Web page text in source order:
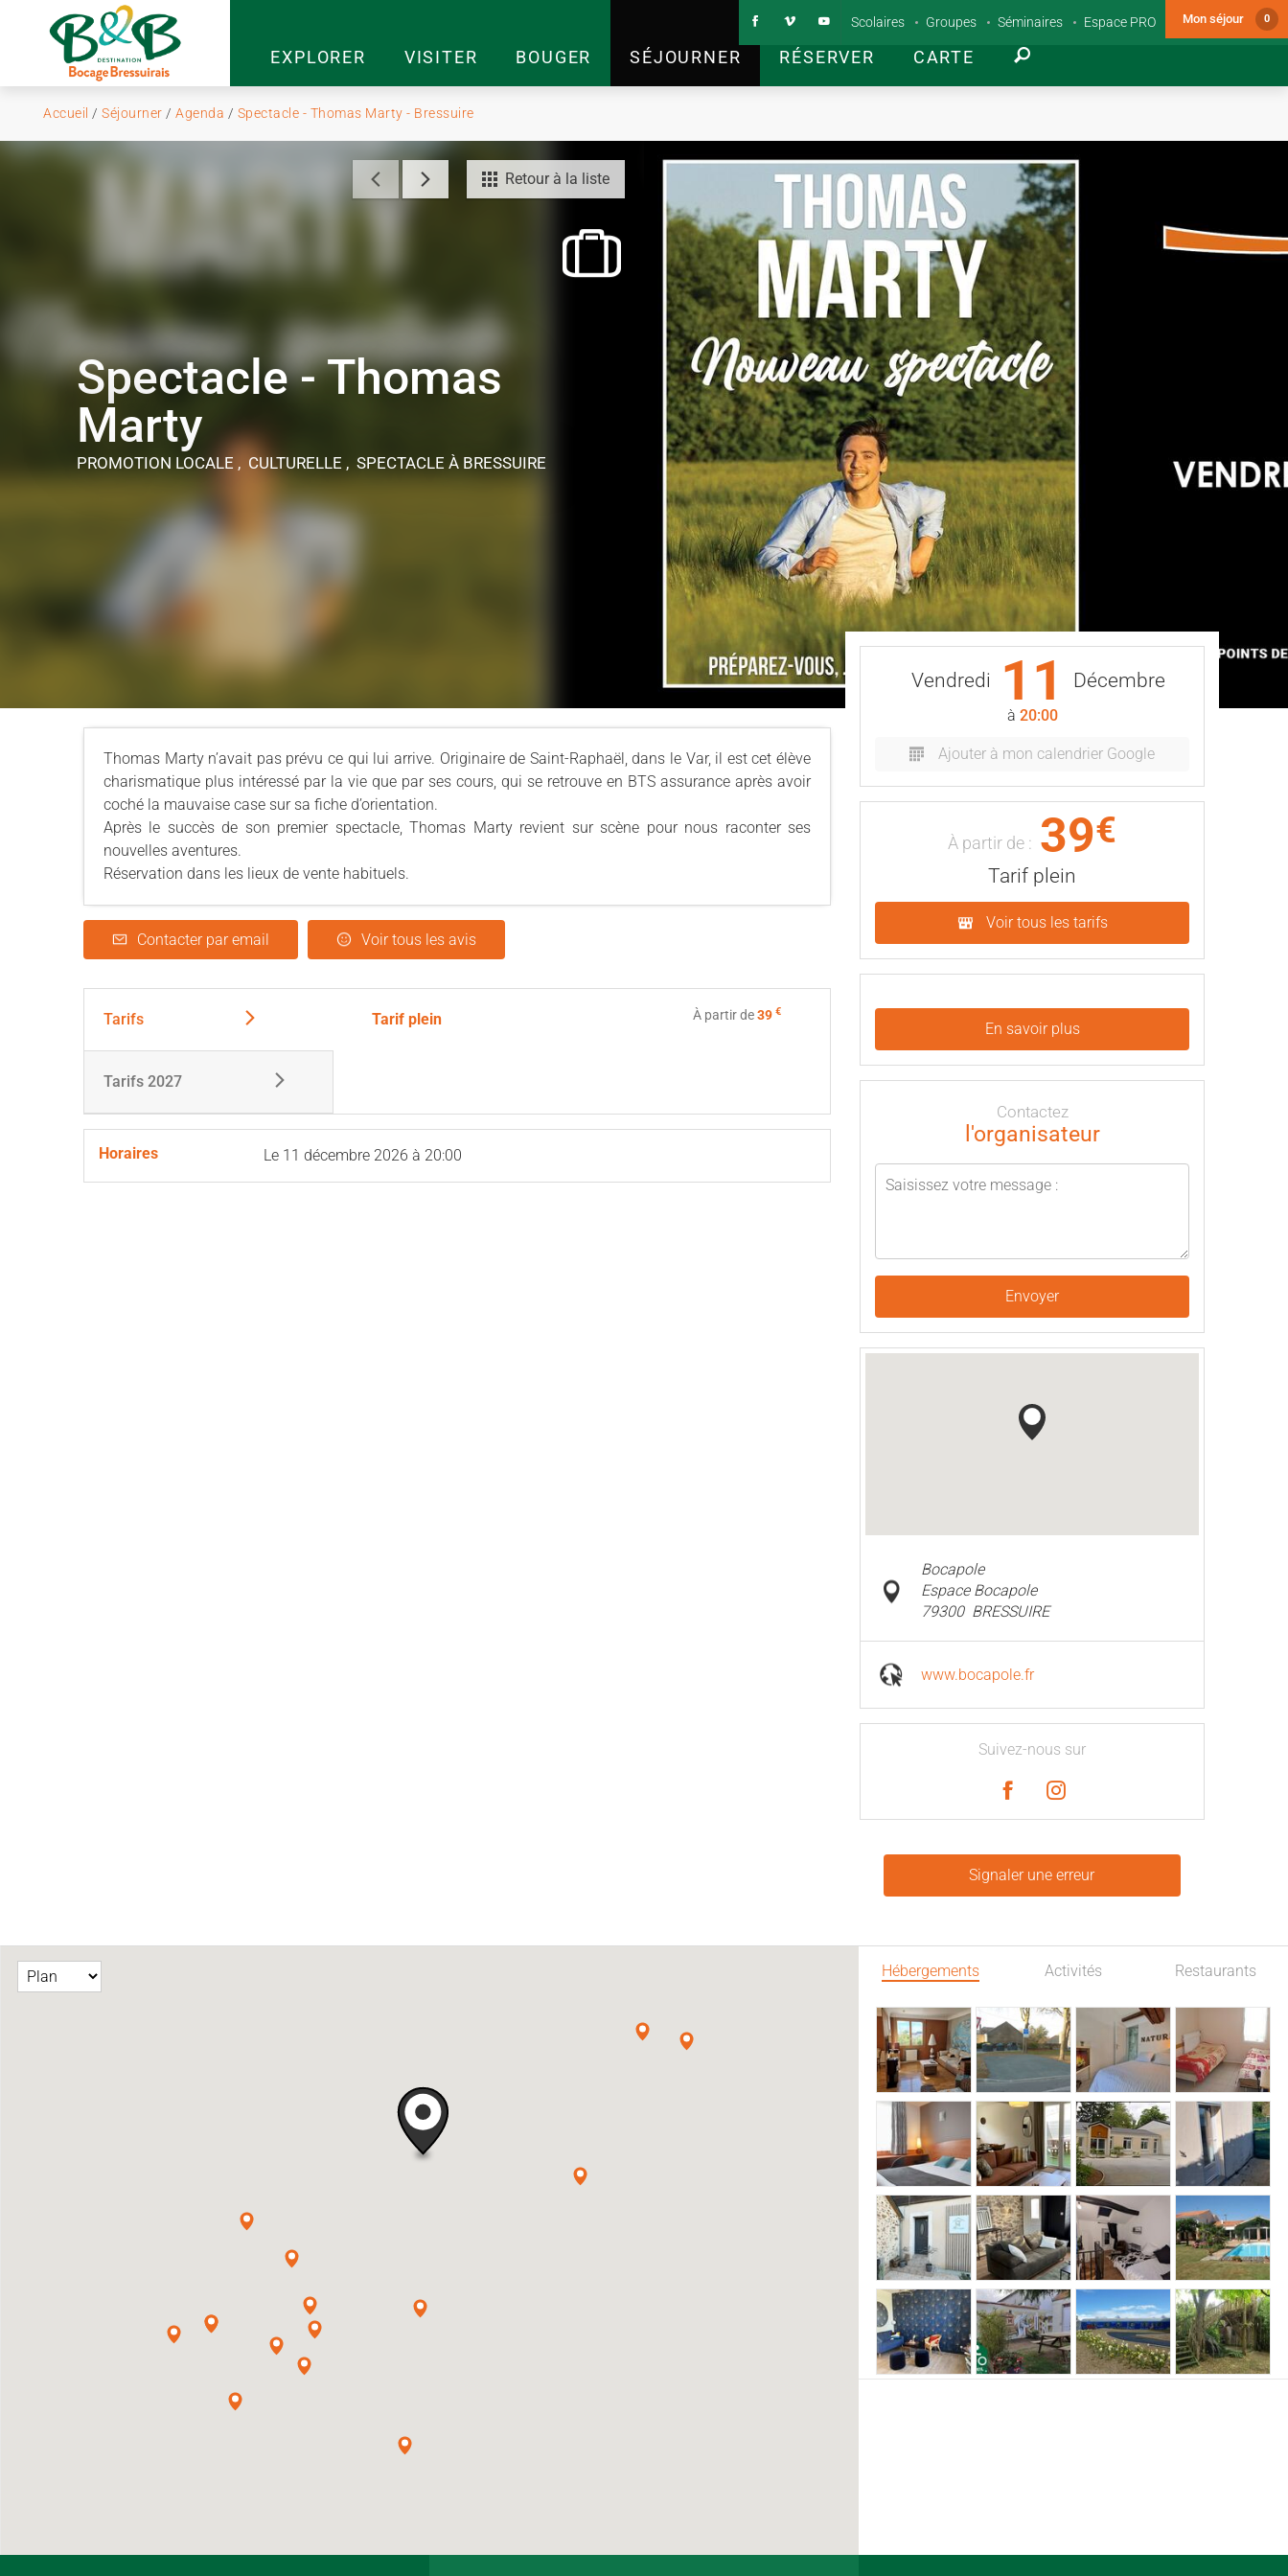
EXPLORER VISITER BOUGER SÉJOURNER RÉSERVER CARTE
Scolaires Groupes Séminaires Espace PRO Mon séjour 0
Accueil / Séjourner / Agenda / Spectacle - Thomas Marty - Bressuire
Retour à la liste
Spectacle - Thomas
Marty
PROMOTION LOCALE , CULTURELLE , SPECTACLE À BRESSUIRE
Thomas Marty n’avait pas prévu ce qui lui arrive. Originaire de Saint-Raphaël, dans le Var, il est cet élève
charismatique plus intéressé par la vie que par ses cours, qui se retrouve en BTS assurance après avoir
coché la mauvaise case sur sa fiche d’orientation.
Après le succès de son premier spectacle, Thomas Marty revient sur scène pour nous raconter ses
nouvelles aventures.
Réservation dans les lieux de vente habituels.
Contacter par email Voir tous les avis
Tarifs
Tarifs 2027
Tarif plein À partir de39 €
Horaires Le 11 décembre 2026 à 20:00
Vendredi 11 Décembre
à 20:00
Ajouter à mon calendrier Google
À partir de : 39€
Tarif plein
Voir tous les tarifs
En savoir plus
Contactez
l'organisateur
Envoyer
Bocapole
Espace Bocapole
79300 BRESSUIRE
www.bocapole.fr
Suivez-nous sur
Signaler une erreur
Hébergements Activités Restaurants